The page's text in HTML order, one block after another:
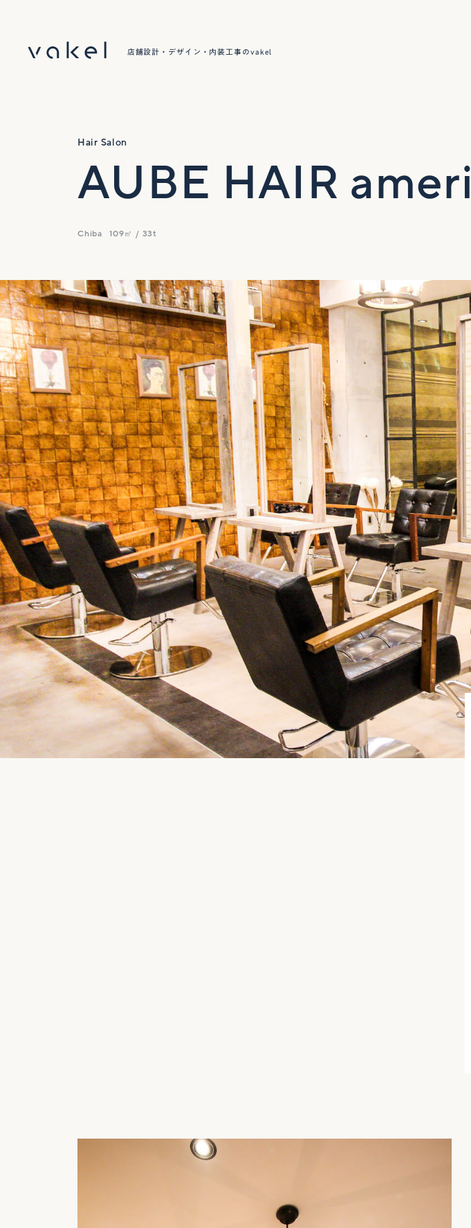
店舗設計・デザイン・内装工事のvakel
Hair Salon
AUBE HAIR ameri
Chiba 109㎡ / 33t